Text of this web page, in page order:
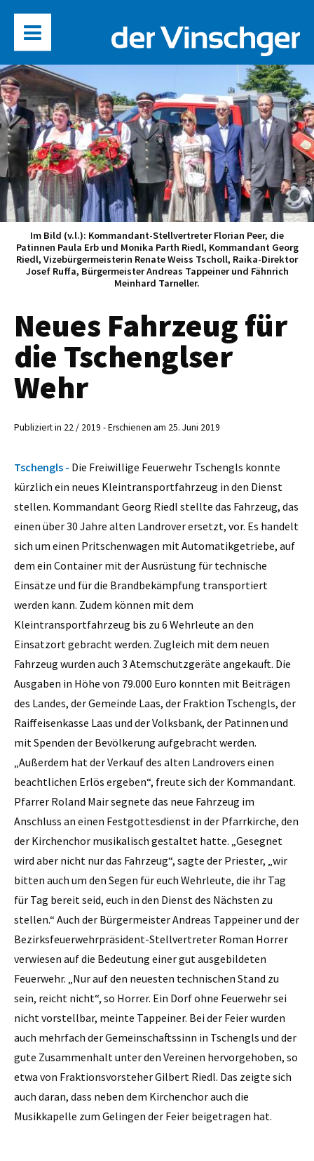
Im Bild (v.l.): Kommandant-Stellvertreter Florian Peer, die
Patinnen Paula Erb und Monika Parth Riedl, Kommandant Georg
Riedl, Vizebürgermeisterin Renate Weiss Tscholl, Raika-Direktor
Josef Ruffa, Bürgermeister Andreas Tappeiner und Fähnrich
Meinhard Tarneller.
Neues Fahrzeug für
die Tschenglser
Wehr
Publiziert in 22 / 2019 - Erschienen am 25. Juni 2019
Tschengls - Die Freiwillige Feuerwehr Tschengls konnte
kürzlich ein neues Kleintransportfahrzeug in den Dienst
stellen. Kommandant Georg Riedl stellte das Fahrzeug, das
einen über 30 Jahre alten Landrover ersetzt, vor. Es handelt
sich um einen Pritschenwagen mit Automatikgetriebe, auf
dem ein Container mit der Ausrüstung für technische
Einsätze und für die Brandbekämpfung transportiert
werden kann. Zudem können mit dem
Kleintransportfahrzeug bis zu 6 Wehrleute an den
Einsatzort gebracht werden. Zugleich mit dem neuen
Fahrzeug wurden auch 3 Atemschutzgeräte angekauft. Die
Ausgaben in Höhe von 79.000 Euro konnten mit Beiträgen
des Landes, der Gemeinde Laas, der Fraktion Tschengls, der
Raiffeisenkasse Laas und der Volksbank, der Patinnen und
mit Spenden der Bevölkerung aufgebracht werden.
„Außerdem hat der Verkauf des alten Landrovers einen
beachtlichen Erlös ergeben“, freute sich der Kommandant.
Pfarrer Roland Mair segnete das neue Fahrzeug im
Anschluss an einen Festgottesdienst in der Pfarrkirche, den
der Kirchenchor musikalisch gestaltet hatte. „Gesegnet
wird aber nicht nur das Fahrzeug“, sagte der Priester, „wir
bitten auch um den Segen für euch Wehrleute, die ihr Tag
für Tag bereit seid, euch in den Dienst des Nächsten zu
stellen.“ Auch der Bürgermeister Andreas Tappeiner und der
Bezirksfeuerwehrpräsident-Stellvertreter Roman Horrer
verwiesen auf die Bedeutung einer gut ausgebildeten
Feuerwehr. „Nur auf den neuesten technischen Stand zu
sein, reicht nicht“, so Horrer. Ein Dorf ohne Feuerwehr sei
nicht vorstellbar, meinte Tappeiner. Bei der Feier wurden
auch mehrfach der Gemeinschaftssinn in Tschengls und der
gute Zusammenhalt unter den Vereinen hervorgehoben, so
etwa von Fraktionsvorsteher Gilbert Riedl. Das zeigte sich
auch daran, dass neben dem Kirchenchor auch die
Musikkapelle zum Gelingen der Feier beigetragen hat.